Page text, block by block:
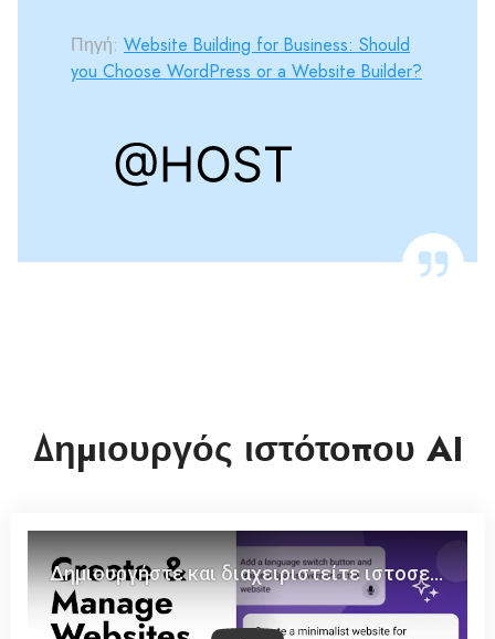
Πηγή: Website Building for Business: Should
you Choose WordPress or a Website Builder?
Δημιουργός ιστότοπου AI